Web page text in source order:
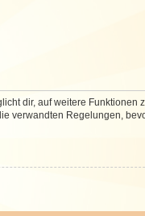
dir, auf weitere Funktionen
verwandten Regelungen,